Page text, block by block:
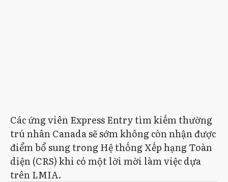
Các ứng viên Express Entry tìm kiếm thường
trú nhân Canada sẽ sớm không còn nhận được
điểm bổ sung trong Hệ thống Xếp hạng Toàn
diện (CRS) khi có một lời mời làm việc dựa
trên LMIA.